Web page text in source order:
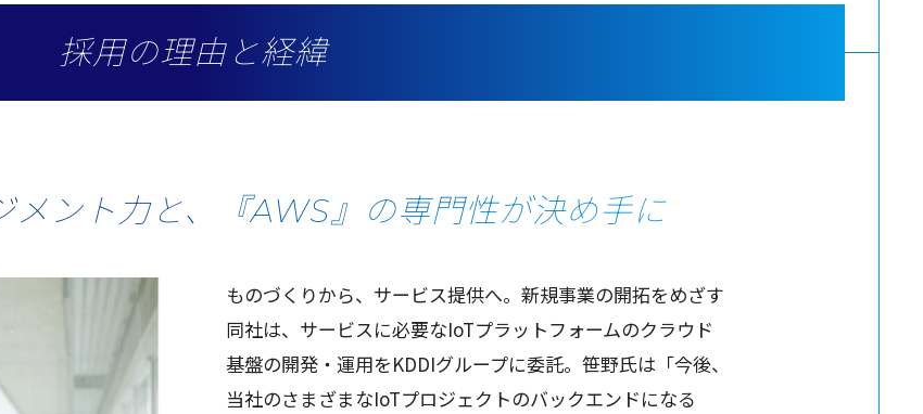
採用の理由と経緯
メント力と、『AWS』の専門性が決め手に
ものづくりから、 サービス提供へ。 新規事業の開拓をめざす
同社は、 サービスに必要なIoTプラットフォームのクラウド
基盤の開発 ・ 運用をKDDIグループに委託。 笹野氏は「今後、
当社のさまざまなIoTプロジェクトのバックエンドになる